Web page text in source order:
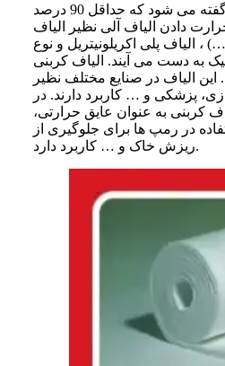
الیاف کربنی به الیافی گفته می‌ شود که حداقل 90 درصد
دادن الیاف آلی نظیر الیاف
، الیاف پلی اکریلونیتریل و نوع
به دست می‌ آیند. الیاف کربنی
این الیاف در صنایع مختلف نظیر
پزشکی و … کاربرد دارند. در
کربنی به عنوان عایق حرارتی،
در رمپ‌ ها برای جلوگیری از
ریزش خاک و … کاربرد دارد.